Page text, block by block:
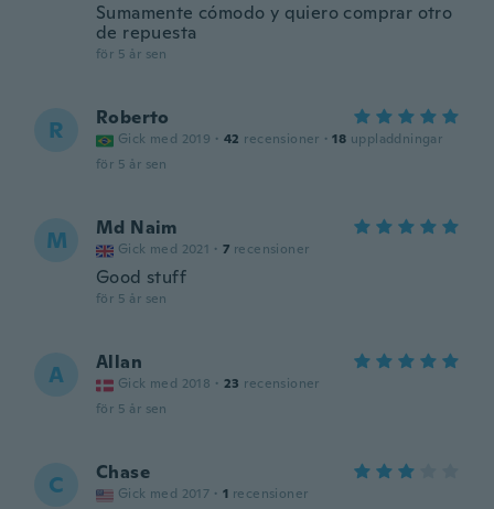
Sumamente cómodo y quiero comprar otro
de repuesta
för 5 år sen
R Roberto
Gick med 2019 · 42 recensioner · 18 uppladdningar
för 5 år sen
M Md Naim
Gick med 2021 · 7 recensioner
Good stuff
för 5 år sen
A Allan
Gick med 2018 · 23 recensioner
för 5 år sen
C Chase
Gick med 2017 · 1 recensioner